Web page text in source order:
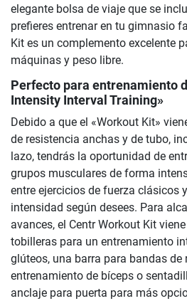
elegante bolsa de viaje que se
prefieres entrenar en tu gimnasio
Kit es un complemento excelente
máquinas y peso libre.
Perfecto para entrenamiento
Intensity Interval Training»
Debido a que el «Workout Kit»
de resistencia anchas y de tubo,
lazo, tendrás la oportunidad de
grupos musculares de forma
entre ejercicios de fuerza clásicos
intensidad según desees. Para
avances, el Centr Workout Kit
tobilleras para un entrenamiento
glúteos, una barra para bandas de
entrenamiento de bíceps o
anclaje para puerta para más